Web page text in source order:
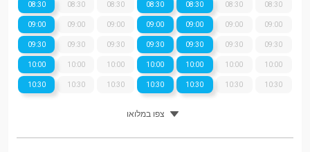
08:30
09:00
09:30
10:00
10:30
08:30
09:00
09:30
10:00
10:30
08:30
09:00
09:30
10:00
10:30
08:30
09:00
09:30
10:00
10:30
08:30
09:00
09:30
10:00
10:30
08:30
09:00
09:30
10:00
10:30
08:30
09:00
09:30
10:00
10:30
צפו במלואו